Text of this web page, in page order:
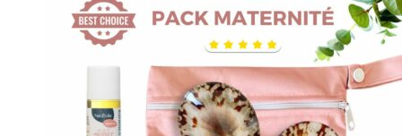
38,80€
variations.
Les
options
peuvent
être
choisies
sur
la